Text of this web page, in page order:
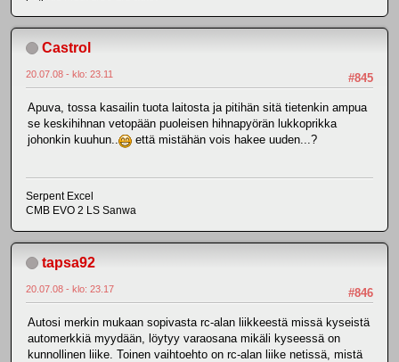
Castrol
#845
20.07.08 - klo: 23.11
Apuva, tossa kasailin tuota laitosta ja pitihän sitä tietenkin ampua
se keskihihnan vetopään puoleisen hihnapyörän lukkoprikka
johonkin kuuhun..
että mistähän vois hakee uuden...?
Serpent Excel
CMB EVO 2 LS Sanwa
tapsa92
#846
20.07.08 - klo: 23.17
Autosi merkin mukaan sopivasta rc-alan liikkeestä missä kyseistä
automerkkiä myydään, löytyy varaosana mikäli kyseessä on
kunnollinen liike. Toinen vaihtoehto on rc-alan liike netissä, mistä